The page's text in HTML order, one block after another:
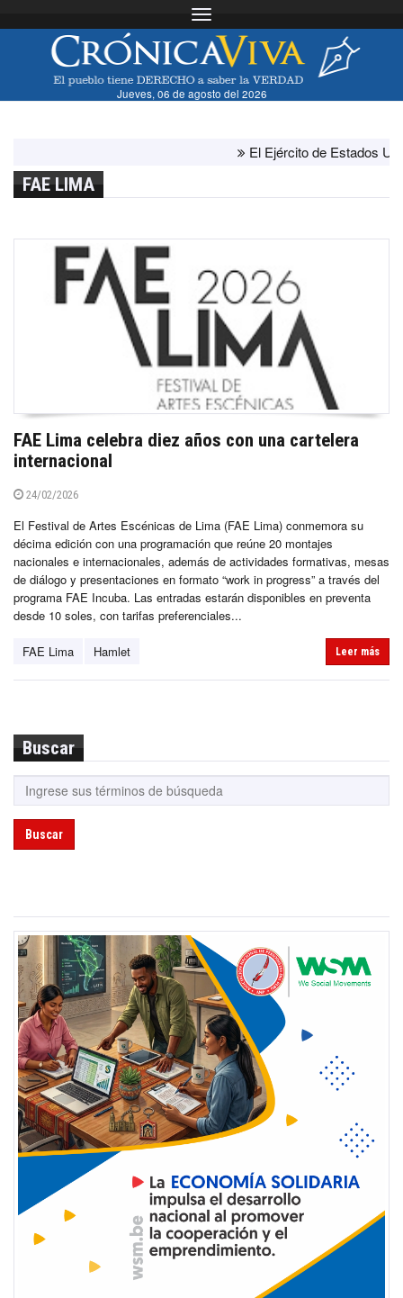
Toggle navigation
Jueves, 06 de agosto del 2026
El Ejército de Estados
FAE LIMA
FAE Lima celebra diez años con una cartelera
internacional
24/02/2026
El Festival de Artes Escénicas de Lima (FAE Lima) conmemora su
décima edición con una programación que reúne 20 montajes
nacionales e internacionales, además de actividades formativas, mesas
de diálogo y presentaciones en formato “work in progress” a través del
programa FAE Incuba. Las entradas estarán disponibles en preventa
desde 10 soles, con tarifas preferenciales...
FAE Lima Hamlet Leer más
Buscar
Buscar